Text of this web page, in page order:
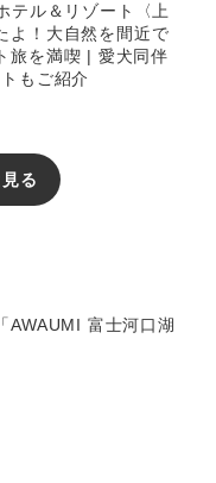
テル＆リゾート〈上
よ！大自然を間近で
旅を満喫 | 愛犬同伴
もご紹介
る
AWAUMI 富士河口湖